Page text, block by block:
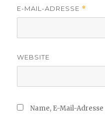
E-MAIL-ADRESSE *
WEBSITE
Name, E-Mail-